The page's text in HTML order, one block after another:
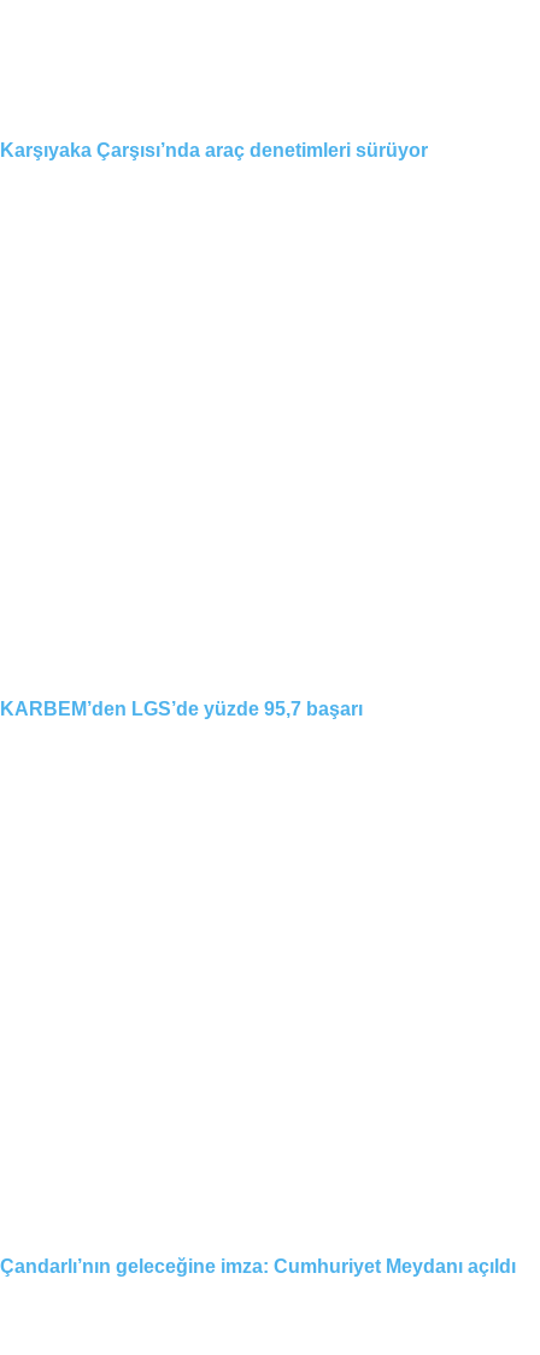
Karşıyaka Çarşısı’nda araç denetimleri sürüyor
KARBEM’den LGS’de yüzde 95,7 başarı
Çandarlı’nın geleceğine imza: Cumhuriyet Meydanı açıldı